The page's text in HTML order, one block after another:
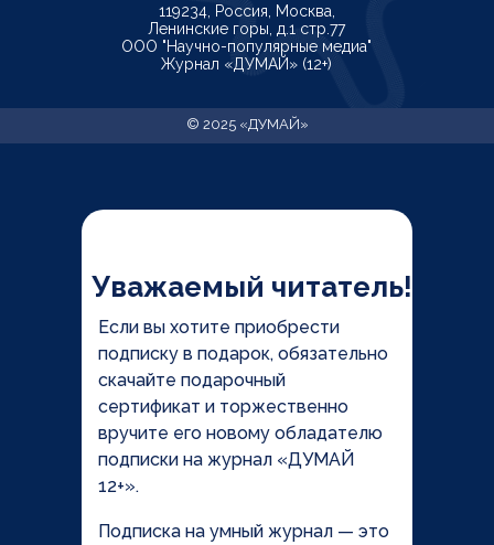
119234, Россия, Москва,
Ленинские горы, д.1 стр.77
ООО "Научно-популярные медиа"
Журнал «ДУМАЙ» (12+)
© 2025 «‎ДУМАЙ»
Уважаемый читатель!
Если вы хотите приобрести
подписку в подарок, обязательно
скачайте подарочный
сертификат и торжественно
вручите его новому обладателю
подписки на журнал «ДУМАЙ
12+».
Подписка на умный журнал — это